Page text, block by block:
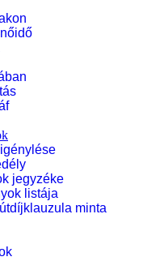
jegyzéke
listája
minta